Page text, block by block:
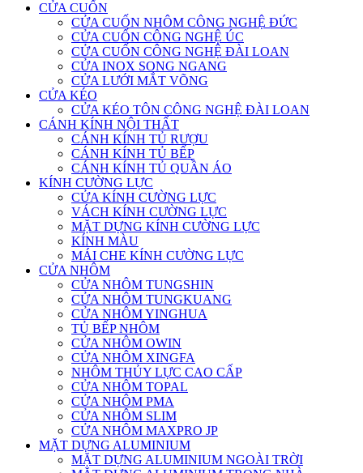
CỬA CUỐN
CỬA CUỐN NHÔM CÔNG NGHỆ ĐỨC
CỬA CUỐN CÔNG NGHỆ ÚC
CỬA CUỐN CÔNG NGHỆ ĐÀI LOAN
CỬA INOX SONG NGANG
CỬA LƯỚI MẮT VÕNG
CỬA KÉO
CỬA KÉO TÔN CÔNG NGHỆ ĐÀI LOAN
CÁNH KÍNH NỘI THẤT
CÁNH KÍNH TỦ RƯỢU
CÁNH KÍNH TỦ BẾP
CÁNH KÍNH TỦ QUẦN ÁO
KÍNH CƯỜNG LỰC
CỬA KÍNH CƯỜNG LỰC
VÁCH KÍNH CƯỜNG LỰC
MẶT DỰNG KÍNH CƯỜNG LỰC
KÍNH MÀU
MÁI CHE KÍNH CƯỜNG LỰC
CỬA NHÔM
CỬA NHÔM TUNGSHIN
CỬA NHÔM TUNGKUANG
CỬA NHÔM YINGHUA
TỦ BẾP NHÔM
CỬA NHÔM OWIN
CỬA NHÔM XINGFA
NHÔM THỦY LỰC CAO CẤP
CỬA NHÔM TOPAL
CỬA NHÔM PMA
CỬA NHÔM SLIM
CỬA NHÔM MAXPRO JP
MẶT DỰNG ALUMINIUM
MẶT DỰNG ALUMINIUM NGOÀI TRỜI